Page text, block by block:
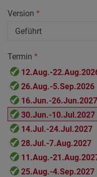
Version *
Termin *
12.Aug.-
26.Aug.-5.Sep.2026
16.Jun.-26.Jun.2027
30.Jun.-10.Jul.2027
14.Jul.-24.Jul.2027
28.Jul.-7.Aug.2027
11.Aug.-
25.Aug.-4.Sep.2027